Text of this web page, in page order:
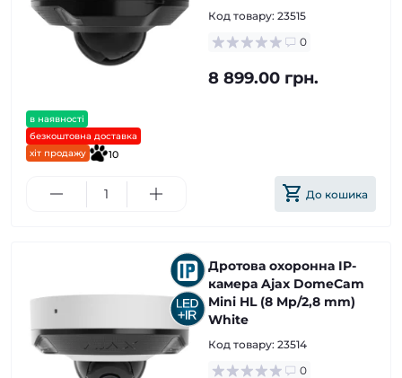
в наявності
безкоштовна доставка
хіт продажу
10
Код товару: 23515
0
8 899.00 грн.
До кошика
Дротова охоронна IP-
камера Ajax DomeCam
Mini HL (8 Mp/2,8 mm)
White
Код товару: 23514
0